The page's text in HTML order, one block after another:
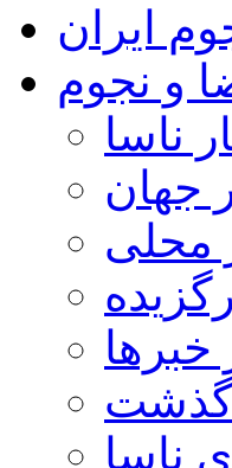
ایران
و نجوم
ناسا
جهان
محلی
خبرها
گذشت
ناسا